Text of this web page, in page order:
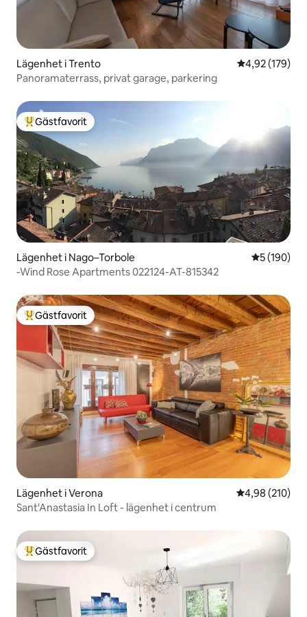
Lägenhet i Trento 4,92 av 5 i
4,92 (179)
Panoramaterrass, privat garage, parkering
Populär gästfavorit
Gästfavorit
Lägenhet i Nago–Torbole 5 av 5 i
5 (190)
-Wind Rose Apartments 022124-AT-815342
Populär gästfavorit
Gästfavorit
Lägenhet i Verona 4,98 av 5 i
4,98 (210)
Sant'Anastasia In Loft - lägenhet i centrum
Populär gästfavorit
Gästfavorit